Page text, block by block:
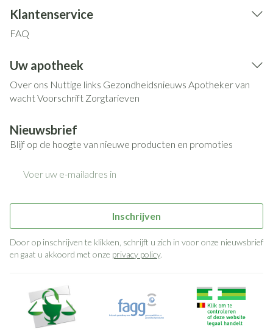
Klantenservice
FAQ
Uw apotheek
Over ons Nuttige links Gezondheidsnieuws Apotheker van
wachtVoorschrift Zorgtarieven
Nieuwsbrief
Blijf op de hoogte van nieuwe producten en promoties
Inschrijven
Door op inschrijven te klikken, schrijft u zich in voor onze nieuwsbrief
en gaat u akkoord met onze privacy policy.